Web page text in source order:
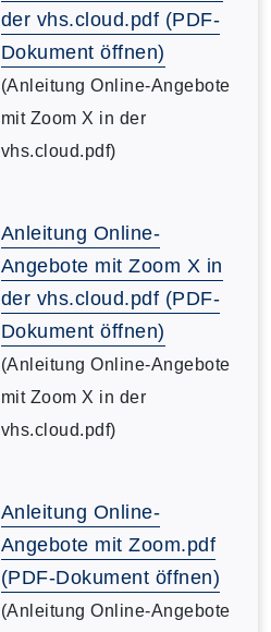
der vhs.cloud.pdf (PDF-
Dokument öffnen)
(Anleitung Online-Angebote
mit Zoom X in der
vhs.cloud.pdf)
Anleitung Online-
Angebote mit Zoom X in
der vhs.cloud.pdf (PDF-
Dokument öffnen)
(Anleitung Online-Angebote
mit Zoom X in der
vhs.cloud.pdf)
Anleitung Online-
Angebote mit Zoom.pdf
(PDF-Dokument öffnen)
(Anleitung Online-Angebote